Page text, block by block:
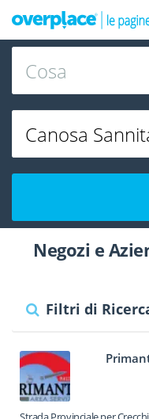
Negozi e
Filtri di